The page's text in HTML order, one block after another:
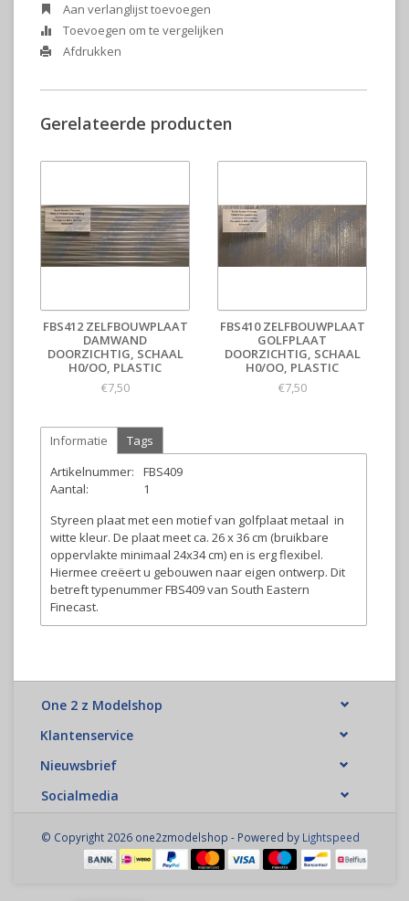
Aan verlanglijst toevoegen
Toevoegen om te vergelijken
Afdrukken
Gerelateerde producten
FBS412 ZELFBOUWPLAAT
DAMWAND
DOORZICHTIG, SCHAAL
H0/OO, PLASTIC
€7,50
FBS410 ZELFBOUWPLAAT
GOLFPLAAT
DOORZICHTIG, SCHAAL
H0/OO, PLASTIC
€7,50
Informatie
Tags
Artikelnummer:
FBS409
Aantal:
1
Styreen plaat met een motief van golfplaat metaal in
witte kleur. De plaat meet ca. 26 x 36 cm (bruikbare
oppervlakte minimaal 24x34 cm) en is erg flexibel.
Hiermee creëert u gebouwen naar eigen ontwerp. Dit
betreft typenummer FBS409 van South Eastern
Finecast.
One 2 z Modelshop
Klantenservice
Nieuwsbrief
Socialmedia
© Copyright 2026 one2zmodelshop - Powered by Lightspeed